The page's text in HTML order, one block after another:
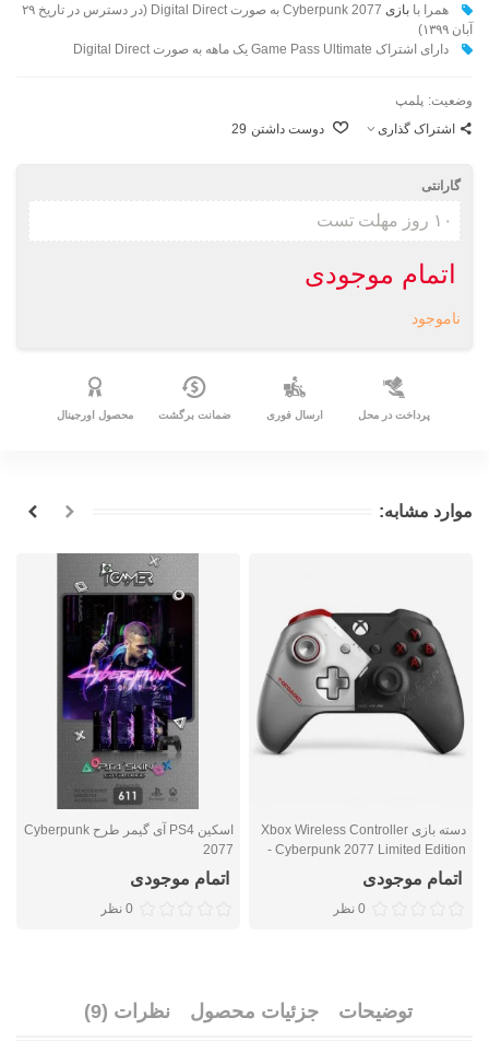
همرا بابازی
Cyberpunk 2077 به صورت Digital Direct (در دسترس در تاریخ ۲۹
آبان ۱۳۹۹)
دارای اشتراک Game Pass Ultimate یک ماهه به صورت Digital Direct
وضعیت: پلمپ
اشتراک گذاری
دوست داشتن 29
گارانتی
اتمام موجودی
ناموجود
پرداخت در محل ارسال فوری ضمانت برگشت محصول اورجینال
موارد مشابه:
دسته بازی Xbox Wireless Controller
- Cyberpunk 2077 Limited Edition
اتمام موجودی
0 نظر
اسکین PS4 آی گیمر طرح Cyberpunk
2077
اتمام موجودی
0 نظر
توضیحات جزئیات محصول نظرات (9)